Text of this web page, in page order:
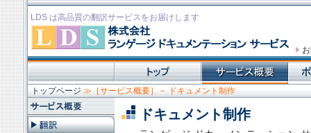
LDS は高品質の翻訳サービスをお届けします
トップページ ≫［サービス概要］－ ドキュメント制作
ドキュメント制作